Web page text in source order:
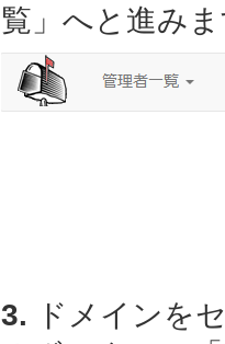
覧」へと進み
3. ドメインを